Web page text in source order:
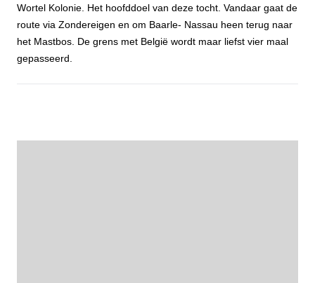
Wortel Kolonie. Het hoofddoel van deze tocht. Vandaar gaat de
route via Zondereigen en om Baarle- Nassau heen terug naar
het Mastbos. De grens met België wordt maar liefst vier maal
gepasseerd.